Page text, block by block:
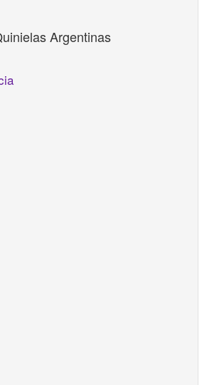
Argentinas